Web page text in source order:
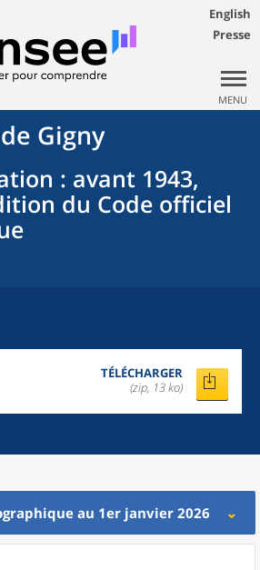
English
Presse
MENU
de Gigny
: avant 1943,
du Code officiel
TÉLÉCHARGER
(zip, 13 ko)
au 1er janvier 2026